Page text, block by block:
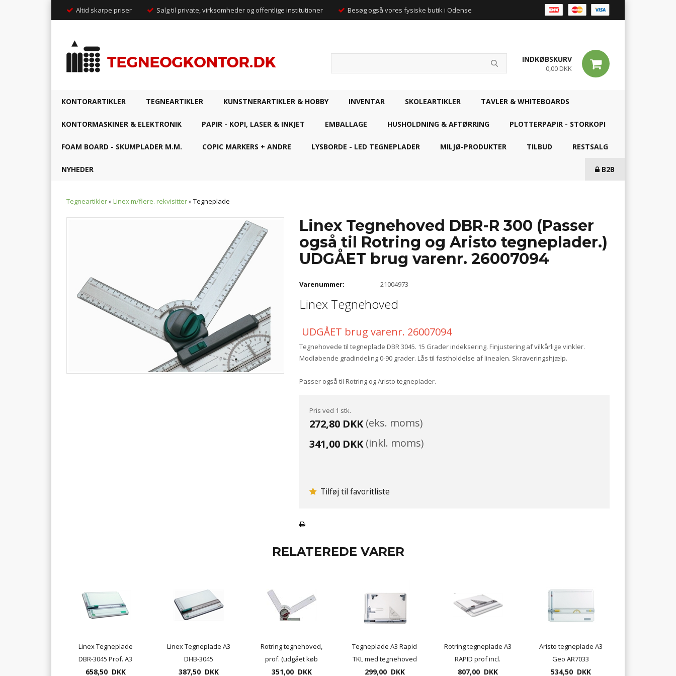
Altid skarpe priser Salg til private, virksomheder og offentlige institutioner Besøg også vores fysiske butik i Odense
INDKØBSKURV
0,00 DKK
KONTORARTIKLER TEGNEARTIKLER KUNSTNERARTIKLER & HOBBY INVENTAR SKOLEARTIKLER TAVLER & WHITEBOARDS
KONTORMASKINER & ELEKTRONIK PAPIR - KOPI, LASER & INKJET EMBALLAGE HUSHOLDNING & AFTØRRING PLOTTERPAPIR - STORKOPI
FOAM BOARD - SKUMPLADER M.M. COPIC MARKERS + ANDRE LYSBORDE - LED TEGNEPLADER MILJØ-PRODUKTER TILBUD RESTSALG
NYHEDER B2B
Tegneartikler»Linex m/flere. rekvisitter»Tegneplade
Linex Tegnehoved DBR-R 300 (Passer
også til Rotring og Aristo tegneplader.)
UDGÅET brug varenr. 26007094
Varenummer: 21004973
Linex Tegnehoved
UDGÅET brug varenr. 26007094
Tegnehovede til tegneplade DBR 3045. 15 Grader indeksering. Finjustering af vilkårlige vinkler.
Modløbende gradindeling 0-90 grader. Lås til fastholdelse af linealen. Skraveringshjælp.
Passer også til Rotring og Aristo tegneplader.
Pris ved 1 stk.
272,80 DKK(eks. moms)
341,00 DKK(inkl. moms)
Tilføj til favoritliste
RELATEREDE VARER
Linex Tegneplade
DBR-3045 Prof. A3
658,50 DKK
Linex Tegneplade A3
DHB-3045
387,50 DKK
Rotring tegnehoved,
prof. (udgået køb
Linex eller Aristo
351,00 DKK
Tegneplade A3 Rapid
TKL med tegnehoved
og diverse tilbehør.
299,00 DKK
Rotring tegneplade A3
RAPID prof incl.
tilbehør se INFO
807,00 DKK
Aristo tegneplade A3
Geo AR7033
534,50 DKK